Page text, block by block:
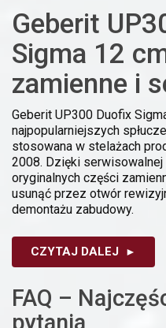
Geberit
Sigma 12
zamienne i
Geberit UP300 Duofix
najpopularniejszych
stosowana w stelażach
2008. Dzięki
oryginalnych części
usunąć przez otwór
demontażu zabudowy.
CZYTAJ DALEJ
FAQ –
pytania